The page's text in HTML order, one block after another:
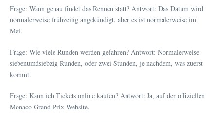
Frage: Wann genau findet das Rennen statt? Antwort: Das Datum wird
normalerweise frühzeitig angekündigt, aber es ist normalerweise im
Mai.
Frage: Wie viele Runden werden gefahren? Antwort: Normalerweise
siebenumdsiebzig Runden, oder zwei Stunden, je nachdem, was zuerst
kommt.
Frage: Kann ich Tickets online kaufen? Antwort: Ja, auf der offiziellen
Monaco Grand Prix Website.